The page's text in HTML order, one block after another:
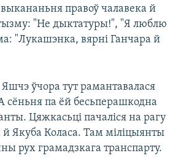
правоў чалавека й
"Не дыктатуры!", "Я люблю
"Лукашэнка, вярні Ганчара й
Яшчэ ўчора тут рамантавалася
сёньня па ёй бесьперашкодна
Цяжкасьці пачаліся на рагу
й Якуба Коласа. Там міліцыянты
рух грамадзкага транспарту.